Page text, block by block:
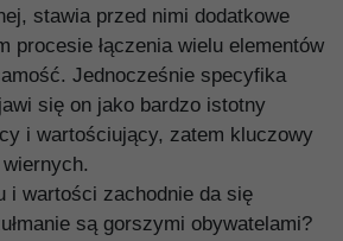
stawia przed nimi dodatkowe
procesie łączenia wielu elementów
Jednocześnie specyfika
się on jako bardzo istotny
i wartościujący, zatem kluczowy
i wartości zachodnie da się
są gorszymi obywatelami?